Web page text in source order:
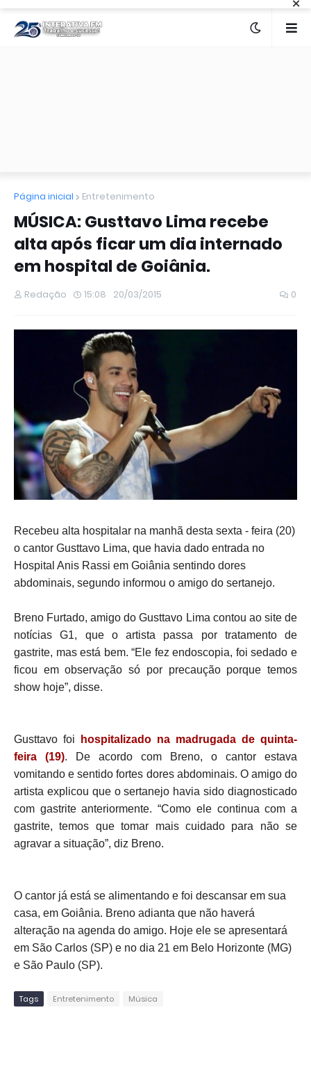
Página inicial Entretenimento
MÚSICA: Gusttavo Lima recebe
alta após ficar um dia internado
em hospital de Goiânia.
Redação 15:08 20/03/2015 0
Recebeu alta hospitalar na manhã desta sexta - feira (20)
o cantor Gusttavo Lima, que havia dado entrada no
Hospital Anis Rassi em Goiânia sentindo dores
abdominais, segundo informou o amigo do sertanejo.
Breno Furtado, amigo do Gusttavo Lima contou ao site de
notícias G1, que o artista passa por tratamento de
gastrite, mas está bem. “Ele fez endoscopia, foi sedado e
ficou em observação só por precaução porque temos
show hoje”, disse.
Gusttavo foi
hospitalizado na madrugada de quinta-
feira (19). De acordo com Breno, o cantor estava
vomitando e sentido fortes dores abdominais. O amigo do
artista explicou que o sertanejo havia sido diagnosticado
com gastrite anteriormente. “Como ele continua com a
gastrite, temos que tomar mais cuidado para não se
agravar a situação”, diz Breno.
O cantor já está se alimentando e foi descansar em sua
casa, em Goiânia. Breno adianta que não haverá
alteração na agenda do amigo. Hoje ele se apresentará
em São Carlos (SP) e no dia 21 em Belo Horizonte (MG)
e São Paulo (SP).
Tags Entretenimento Música